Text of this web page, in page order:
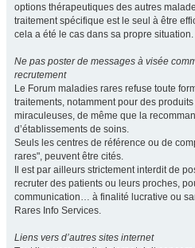
options thérapeutiques des autres
traitement spécifique est le seul à être
cela a été le cas dans sa propre situation.
Ne pas poster de messages à visée
recrutement
Le Forum maladies rares refuse toute
traitements, notamment pour des
miraculeuses, de même que la
d’établissements de soins.
Seuls les centres de référence ou de
rares", peuvent être cités.
Il est par ailleurs strictement interdit de
recruter des patients ou leurs proches,
communication… à finalité lucrative ou
Rares Info Services.
Liens vers d’autres sites internet